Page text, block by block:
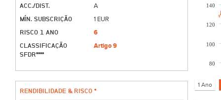
ACC./DIST.
A
MÍN. SUBSCRIÇÃO
1 EUR
RISCO 1 ANO
6
CLASSIFICAÇÃO
SFDR****
Artigo 9
RENDIBILIDADE & RISCO *
80
100
120
140